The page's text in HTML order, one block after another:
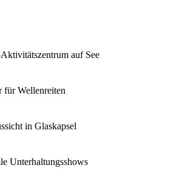
auf See
für Wellenreiten
in Glaskapsel
Unterhaltungsshows